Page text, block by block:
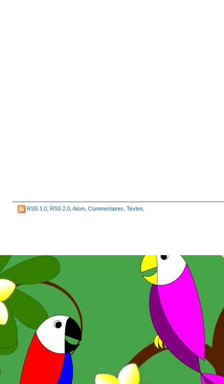
RSS 1.0 RSS 2.0 Atom Commentaires Textes